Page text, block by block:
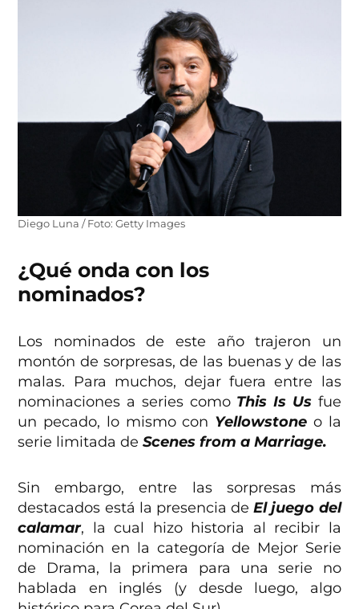
Diego Luna / Foto: Getty Images
¿Qué onda con los
nominados?
Los nominados de este año trajeron un
montón de sorpresas, de las buenas y de las
malas. Para muchos, dejar fuera entre las
nominaciones a series como This Is Us fue
un pecado, lo mismo con Yellowstone o la
serie limitada deScenes from a Marriage.
Sin embargo, entre las sorpresas más
destacados está la presencia deEl juego del
calamar, la cual hizo historia al recibir la
nominación en la categoría de Mejor Serie
de Drama, la primera para una serie no
hablada en inglés (y desde luego, algo